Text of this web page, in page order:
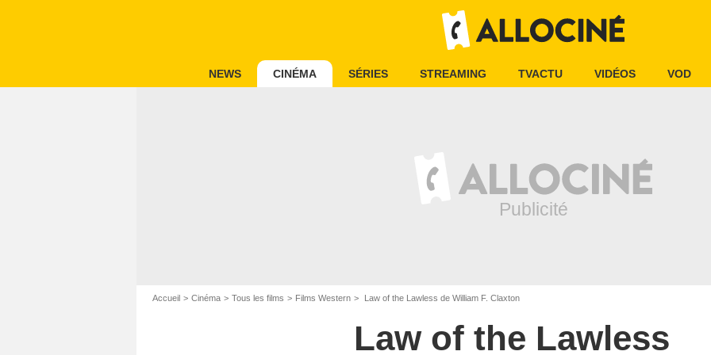
NEWS CINÉMA SÉRIES STREAMING TVACTU VIDÉOS VOD
Accueil Cinéma Tous les films Films Western Law of the Lawless de William F. Claxton
Law of the Lawless